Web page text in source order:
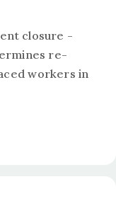
closure -
re-
workers in